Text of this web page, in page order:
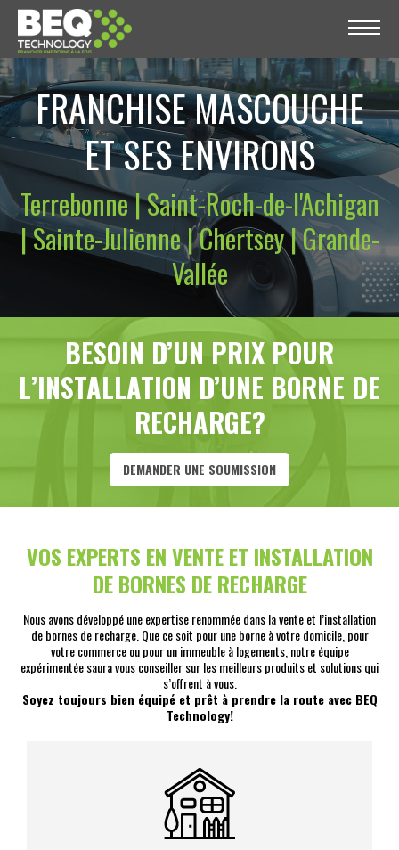
FRANCHISE MASCOUCHE
ET SES ENVIRONS
Terrebonne | Saint-Roch-de-l'Achigan
| Sainte-Julienne | Chertsey | Grande-
Vallée
BESOIN D’UN PRIX POUR
L’INSTALLATION D’UNE BORNE DE
RECHARGE?
DEMANDER UNE SOUMISSION
VOS EXPERTS EN VENTE ET INSTALLATION
DE BORNES DE RECHARGE
Nous avons développé une expertise renommée dans la vente et l’installation
de bornes de recharge. Que ce soit pour une borne à votre domicile, pour
votre commerce ou pour un immeuble à logements, notre équipe
expérimentée saura vous conseiller sur les meilleurs produits et solutions qui
s’offrent à vous.
Soyez toujours bien équipé et prêt à prendre la route avec BEQ
Technology!